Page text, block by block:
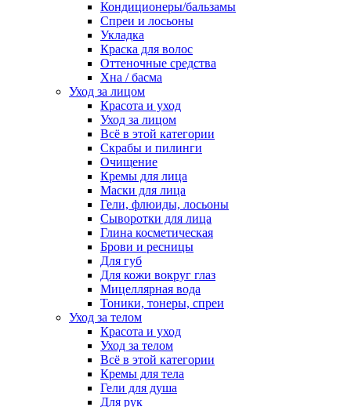
Кондиционеры/бальзамы
Спреи и лосьоны
Укладка
Краска для волос
Оттеночные средства
Хна / басма
Уход за лицом
Красота и уход
Уход за лицом
Всё в этой категории
Скрабы и пилинги
Очищение
Кремы для лица
Маски для лица
Гели, флюиды, лосьоны
Сыворотки для лица
Глина косметическая
Брови и ресницы
Для губ
Для кожи вокруг глаз
Мицеллярная вода
Тоники, тонеры, спреи
Уход за телом
Красота и уход
Уход за телом
Всё в этой категории
Кремы для тела
Гели для душа
Для рук